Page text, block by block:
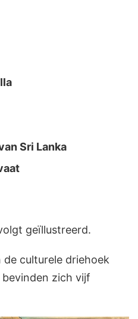
Sri Lanka
geïllustreerd.
culturele driehoek
zich vijf